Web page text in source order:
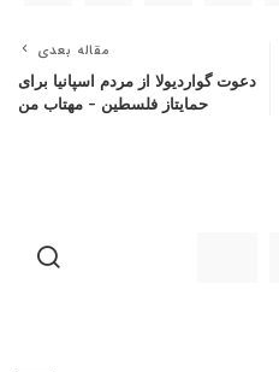
مقاله بعدی
دعوت گواردیولا از مردم اسپانیا برای
حمایتاز فلسطین – مهتاب من